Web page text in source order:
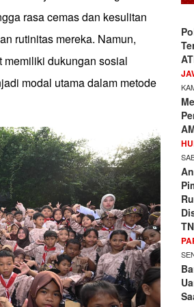
rasa cemas dan kesulitan
rutinitas mereka. Namun,
memiliki dukungan sosial
modal utama dalam metode